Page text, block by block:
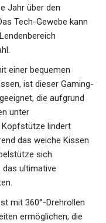
Jahr über den
Tech-Gewebe kann
einer bequemen
ist dieser Gaming-
die aufgrund
unter
Kopfstütze lindert
das weiche Kissen
sich
das ultimative
mit 360°-Drehrollen
ermöglichen; die